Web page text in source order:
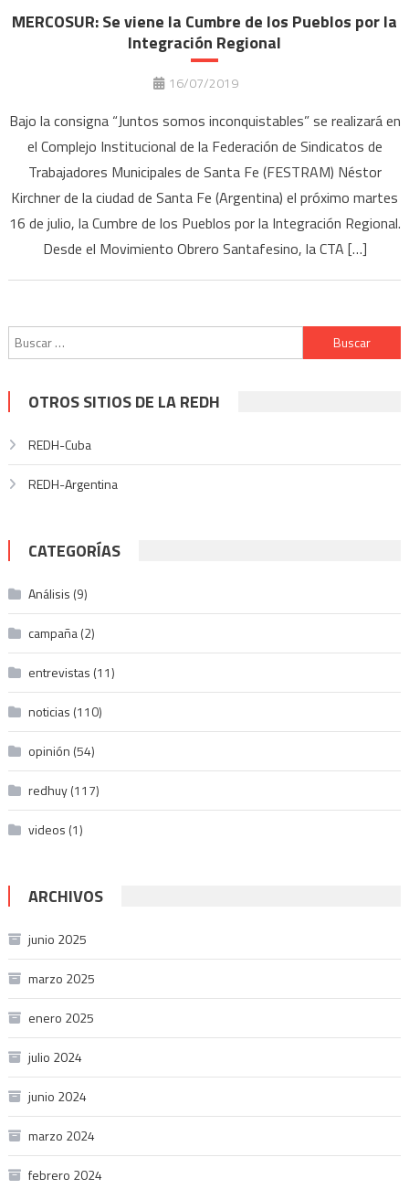
MERCOSUR: Se viene la Cumbre de los Pueblos por la
Integración Regional
16/07/2019
Bajo la consigna “Juntos somos inconquistables” se realizará en
el Complejo Institucional de la Federación de Sindicatos de
Trabajadores Municipales de Santa Fe (FESTRAM) Néstor
Kirchner de la ciudad de Santa Fe (Argentina) el próximo martes
16 de julio, la Cumbre de los Pueblos por la Integración Regional.
Desde el Movimiento Obrero Santafesino, la CTA […]
Buscar:
OTROS SITIOS DE LA REDH
REDH-Cuba
REDH-Argentina
CATEGORÍAS
Análisis (9)
campaña(2)
entrevistas (11)
noticias (110)
opinión (54)
redhuy(117)
videos (1)
ARCHIVOS
junio 2025
marzo 2025
enero 2025
julio 2024
junio 2024
marzo 2024
febrero 2024